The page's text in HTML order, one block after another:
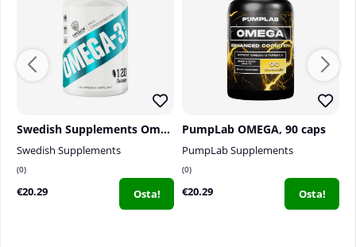
Swedish Supplements Omega-3 Forte 70%, 120 caps
Swedish Supplements
0
€20.29 Osta!
PumpLab OMEGA, 90 caps
PumpLab Supplements
0
€20.29 Osta!